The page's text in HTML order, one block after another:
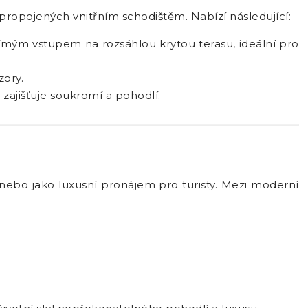
vnitřním schodištěm. Nabízí následující:
vstupem na rozsáhlou krytou terasu, ideální pro
soukromí a pohodlí.
jako luxusní pronájem pro turisty. Mezi moderní